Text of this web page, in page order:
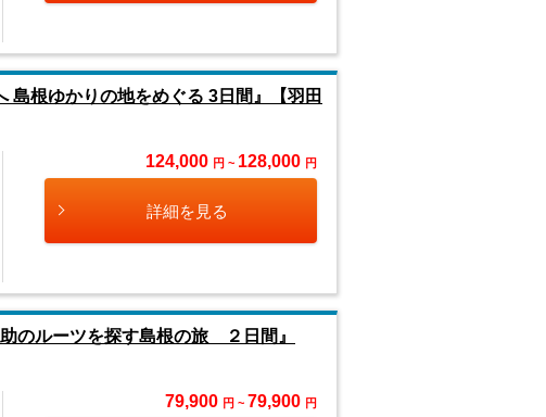
島根ゆかりの地をめぐる 3日間』【羽田
124,000 円 ~ 128,000 円
詳細を見る
のルーツを探す島根の旅 ２日間』
79,900 円 ~ 79,900 円